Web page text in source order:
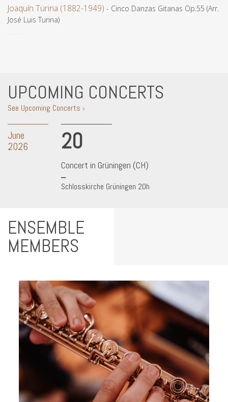
Joaquín Turina (1882-1949) - Cinco Danzas Gitanas Op.55 (Arr.
José Luis Turina)
UPCOMING CONCERTS
See Upcoming Concerts ›
June
2026
20
Concert in Grüningen (CH)
Schlosskirche Grüningen 20h
ENSEMBLE
MEMBERS